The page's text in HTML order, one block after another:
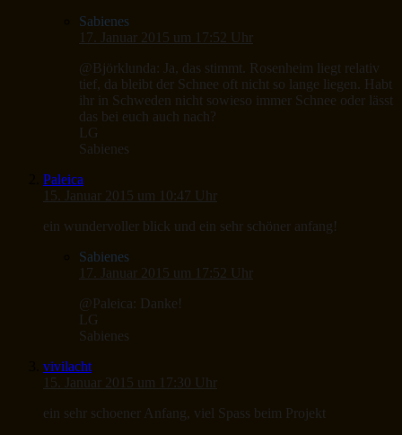
Sabienes
17. Januar 2015 um 17:52 Uhr
@Björklunda: Ja, das stimmt. Rosenheim liegt relativ
tief, da bleibt der Schnee oft nicht so lange liegen. Habt
ihr in Schweden nicht sowieso immer Schnee oder lässt
das bei euch auch nach?
LG
Sabienes
Paleica
15. Januar 2015 um 10:47 Uhr
ein wundervoller blick und ein sehr schöner anfang!
Sabienes
17. Januar 2015 um 17:52 Uhr
@Paleica: Danke!
LG
Sabienes
vivilacht
15. Januar 2015 um 17:30 Uhr
ein sehr schoener Anfang, viel Spass beim Projekt